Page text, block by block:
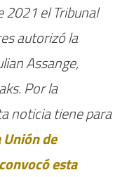
2021 el Tribunal
autorizó la
Assange,
Por la
noticia tiene para
Unión de
esta